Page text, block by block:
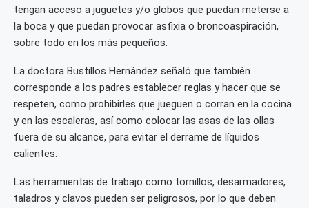
tengan acceso a juguetes y/o globos que puedan meterse a
la boca y que puedan provocar asfixia o broncoaspiración,
sobre todo en los más pequeños.
La doctora Bustillos Hernández señaló que también
corresponde a los padres establecer reglas y hacer que se
respeten, como prohibirles que jueguen o corran en la cocina
y en las escaleras, así como colocar las asas de las ollas
fuera de su alcance, para evitar el derrame de líquidos
calientes.
Las herramientas de trabajo como tornillos, desarmadores,
taladros y clavos pueden ser peligrosos, por lo que deben